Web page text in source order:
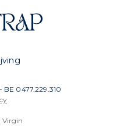
0477.229.310
Virgin